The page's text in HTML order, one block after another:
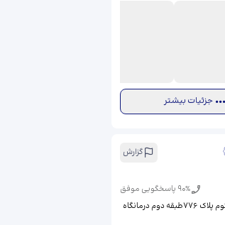
جزئیات بیشتر
گزارش
90% پاسخگویی موفق
تهران - ستارخان _ پایین تر از بازارچه سنتی رو به رو برق الستوم پلاک ۷۷۶طبقه دوم درمانگاه